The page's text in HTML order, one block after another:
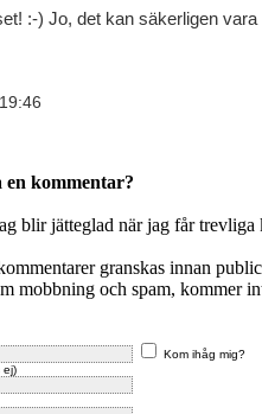
:-) Jo, det kan säkerligen
kommentar?
blir jätteglad när jag får trevliga
granskas innan
mobbning och spam, kommer
Kom ihåg mig?
ej)